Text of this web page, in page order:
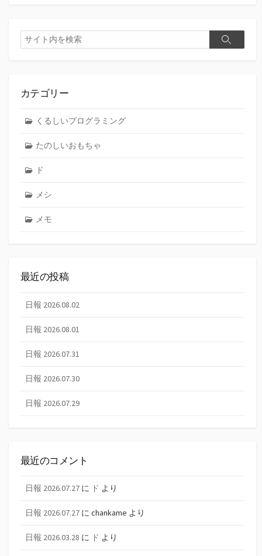
検
索
検
カテゴリー
くるしいプログラミング
たのしいおもちゃ
ド
メシ
メモ
最近の投稿
日報 2026.08.02
日報 2026.08.01
日報 2026.07.31
日報 2026.07.30
日報 2026.07.29
最近のコメント
日報 2026.07.27 に ド より
日報 2026.07.27 に chankame より
日報 2026.03.28 に ド より